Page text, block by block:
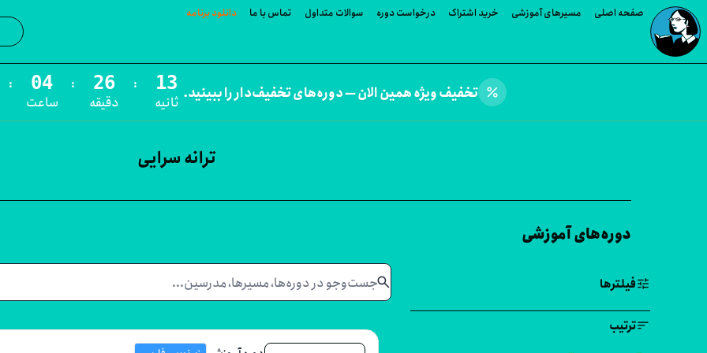
صفحه اصلی مسیرهای آموزشی خرید اشتراک درخواست دوره سوالات متداول تماس با ما دانلود برنامه
percent تخفیف ویژه همین الان — دوره‌های تخفیف‌دار را ببینید.
:
ساعت
:
دقیقه
:
ثانیه
ترانه سرایی
دوره‌های آموزشی
tuneفیلترها
sortترتیب
search